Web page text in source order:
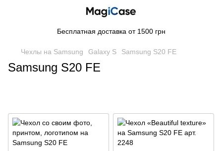
Бесплатная доставка от 1500 грн
Чехлы на Samsung Galaxy S Samsung S20 FE
Samsung S20 FE